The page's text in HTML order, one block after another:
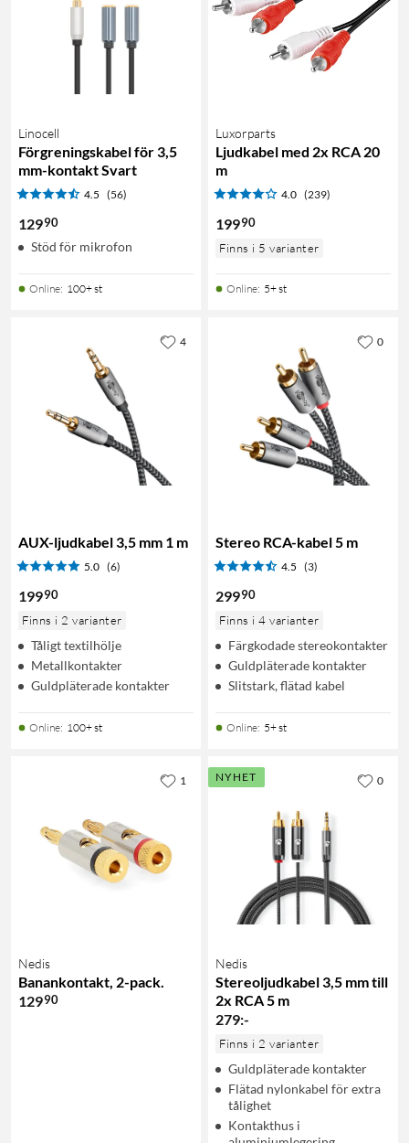
Linocell
Förgreningskabel för 3,5
mm-kontakt Svart
4.5 (56)
12990
Stöd för mikrofon
Online: 100+ st
Luxorparts
Ljudkabel med 2x RCA 20
m
4.0 (239)
19990
Finns i 5 varianter
Online: 5+ st
AUX-ljudkabel 3,5 mm 1 m
5.0 (6)
19990
Finns i 2 varianter
Tåligt textilhölje
Metallkontakter
Guldpläterade kontakter
Online: 100+ st
4
Stereo RCA-kabel 5 m
4.5 (3)
29990
Finns i 4 varianter
Färgkodade stereokontakter
Guldpläterade kontakter
Slitstark, flätad kabel
Online: 5+ st
0
Nedis
Banankontakt, 2-pack.
12990
1 NYHET
Nedis
Stereoljudkabel 3,5 mm till
2x RCA 5 m
279:-
Finns i 2 varianter
Guldpläterade kontakter
Flätad nylonkabel för extra
tålighet
Kontakthus i
0